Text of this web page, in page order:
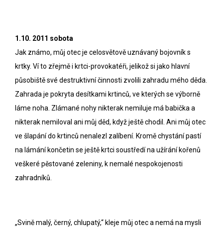
1.10. 2011 sobota
Jak známo, můj otec je celosvětově uznávaný bojovník s
krtky. Ví to zřejmě i krtci-provokatéři, jelikož si jako hlavní
působiště své destruktivní činnosti zvolili zahradu mého děda.
Zahrada je pokryta desítkami krtinců, ve kterých se výborně
láme noha. Zlámané nohy nikterak nemiluje má babička a
nikterak nemiloval ani můj děd, když ještě chodil. Ani můj otec
ve šlapání do krtinců nenalezl zalíbení. Kromě chystání pastí
na lámání končetin se ještě krtci soustředí na užírání kořenů
veškeré pěstované zeleniny, k nemalé nespokojenosti
zahradníků.
„Svině malý, černý, chlupatý,“ kleje můj otec a nemá na mysli